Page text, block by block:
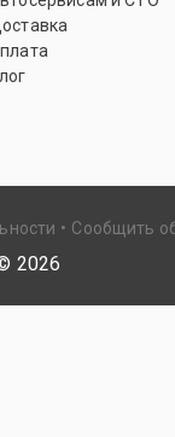
Сообщить
2026